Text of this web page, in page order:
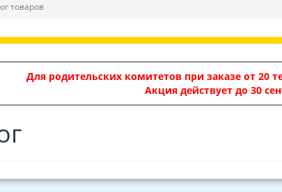
товаров
Для родительских комитетов при заказе от 20
Акция действует до 30